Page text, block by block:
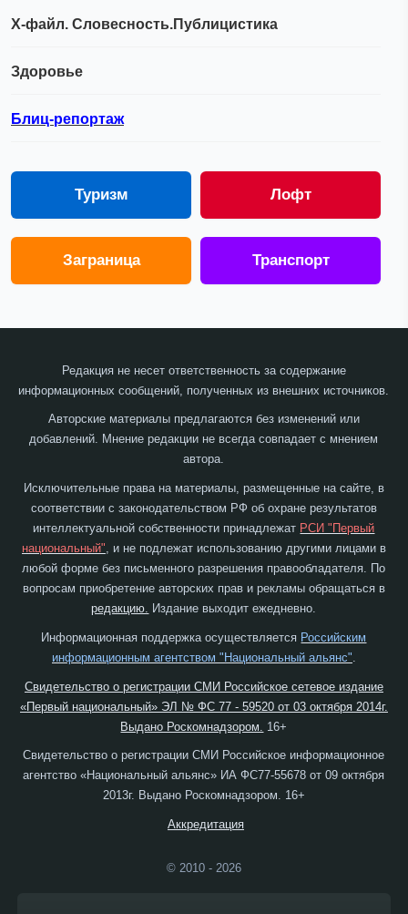
Х-файл. Словесность.Публицистика
Здоровье
Блиц-репортаж
Туризм Лофт
Заграница Транспорт
Редакция не несет ответственность за содержание
информационных сообщений, полученных из внешних источников.
Авторские материалы предлагаются без изменений или
добавлений. Мнение редакции не всегда совпадает с мнением
автора.
Исключительные права на материалы, размещенные на сайте, в
соответствии с законодательством РФ об охране результатов
интеллектуальной собственности принадлежат РСИ "Первый
национальный", и не подлежат использованию другими лицами в
любой форме без письменного разрешения правообладателя. По
вопросам приобретение авторских прав и рекламы обращаться в
редакцию. Издание выходит ежедневно.
Информационная поддержка осуществляется Российским
информационным агентством "Национальный альянс"
Свидетельство о регистрации СМИ Российское сетевое издание
«Первый национальный» ЭЛ № ФС 77 - 59520 от 03 октября 2014г.
Выдано Роскомнадзором.
16+
Свидетельство о регистрации СМИ Российское информационное
агентство «Национальный альянс» ИА ФС77-55678 от 09 октября
2013г. Выдано Роскомнадзором. 16+
Аккредитация
© 2010 - 2026